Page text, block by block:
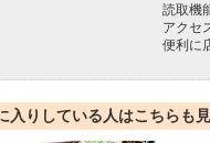
読取機
アクセ
便利に
入りしている人はこちらも